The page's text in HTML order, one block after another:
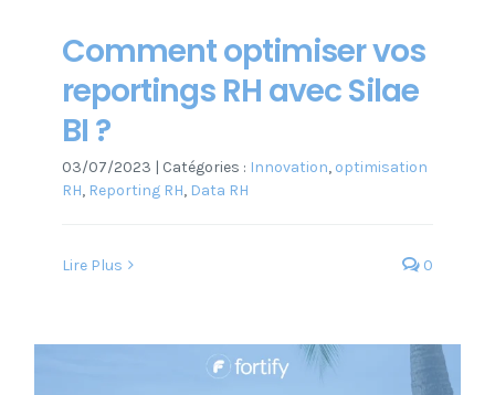
Comment optimiser vos
reportings RH avec Silae
BI ?
03/07/2023 | Catégories : Innovation, optimisation
RH, Reporting RH, Data RH
Lire Plus 0